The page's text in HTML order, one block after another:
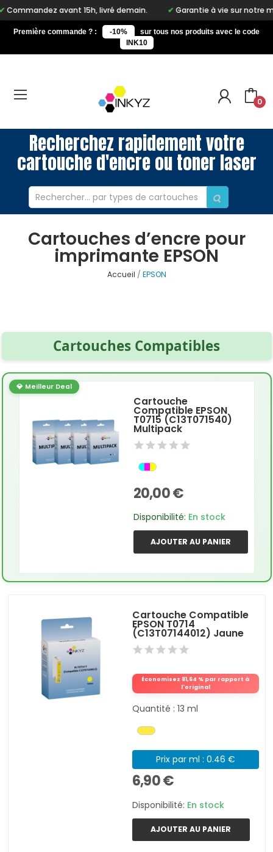
avant 15h, livré demain. Garantie à vie sur notre marque
Première commande ? : -10%
sur tous nos produits avec le code
INK10
0
Recherchez rapidement votre
cartouche d'encre ou toner laser
Cartouches d’encre pour
imprimante EPSON
Accueil EPSON
Cartouches Compatibles
💎 Meilleur Deal
Cartouche
Compatible EPSON
T0715 (C13T071540)
Multipack
20,00 €
Disponibilité: En stock
AJOUTER AU PANIER
Cartouche Compatible
EPSON T0714
(C13T07144012) Jaune
Économisez 81,64 % par rapport à
l'original
Quantité : 13 ml
Prix par ml : 0.46 €
6,90 €
Disponibilité: En stock
AJOUTER AU PANIER